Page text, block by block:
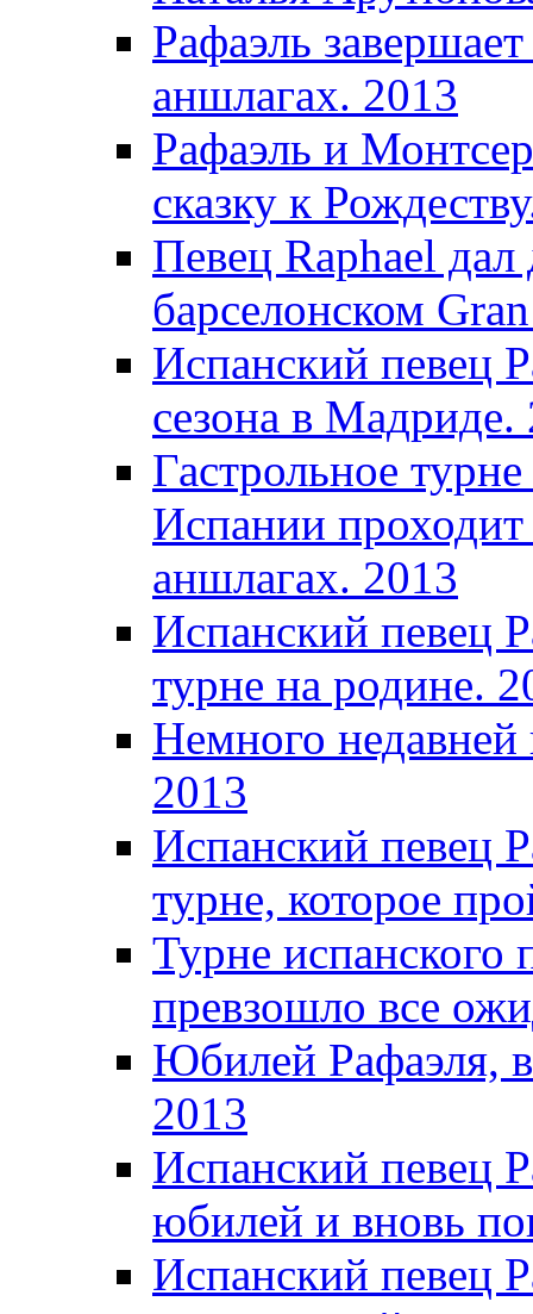
Рафаэль
аншлагах. 2013
Рафаэль и
сказку к
Певец Raphael дал
барселонском
Испанский певец
сезона в Мадриде.
Гастрольное
Испании
аншлагах. 2013
Испанский певец
турне на родине.
Немного
2013
Испанский певец
турне, которое
Турне
превзошло все
Юбилей Рафаэля,
2013
Испанский певец
юбилей и вновь
Испанский певец